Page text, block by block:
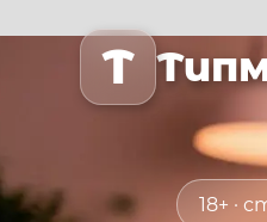
T
18+ ·